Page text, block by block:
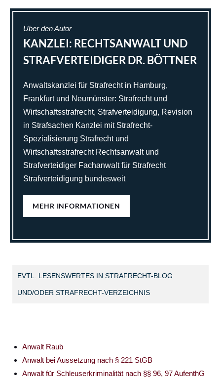
Über den Autor
KANZLEI: RECHTSANWALT UND
STRAFVERTEIDIGER DR. BÖTTNER
Anwaltskanzlei für Strafrecht in Hamburg,
Frankfurt und Neumünster: Strafrecht und
Wirtschaftsstrafrecht, Strafverteidigung, Revision
in Strafsachen Kanzlei mit Strafrecht-
Spezialisierung Strafrecht und
Wirtschaftsstrafrecht Rechtsanwalt und
Strafverteidiger Fachanwalt für Strafrecht
Strafverteidigung bundesweit
MEHR INFORMATIONEN
EVTL. LESENSWERTES IN STRAFRECHT-BLOG
UND/ODER STRAFRECHT-VERZEICHNIS
Anwalt Raub
Anwalt bei Aussetzung nach § 221 StGB
Anwalt für Schleuserkriminalität nach §§ 96, 97 AufenthG